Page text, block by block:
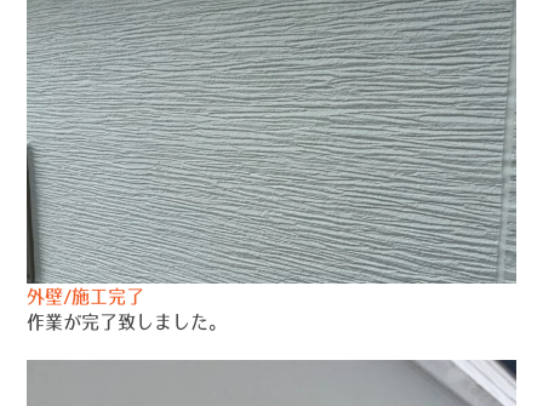
外壁/施工完了
作業が完了致しました。